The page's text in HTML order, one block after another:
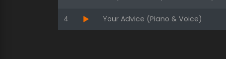
4 Your Advice (Piano & Voice)